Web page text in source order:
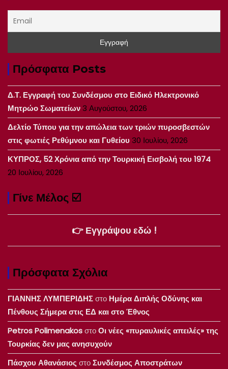
Πρόσφατα Posts
Δ.Τ. Εγγραφή του Συνδέσμου στο Ειδικό Ηλεκτρονικό
Μητρώο Σωματείων3 Αυγούστου, 2026
Δελτίο Τύπου για την απώλεια των τριών πυροσβεστών
στις φωτιές Ρεθύμνου και Γυθείου 30 Ιουλίου, 2026
ΚΥΠΡΟΣ, 52 Χρόνια από την Τουρκική Εισβολή του 1974
20 Ιουλίου, 2026
Γίνε Μέλος ☑️
👉 Εγγράψου εδώ !
Πρόσφατα Σχόλια
ΓΙΑΝΝΗΣ ΛΥΜΠΕΡΙΔΗΣστο Ημέρα Διπλής Οδύνης και
Πένθους Σήμερα στις ΕΔ και στο Έθνος
Petros PolimenakosστοΟι νέες «πυραυλικές απειλές» της
Τουρκίας δεν μας ανησυχούν
Πάσχου Αθανάσιος στοΣυνδέσμος Αποστράτων